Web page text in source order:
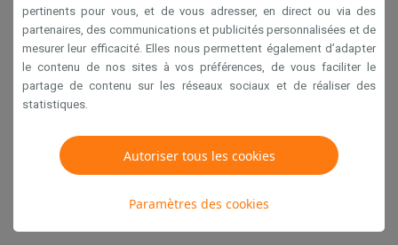
pertinents pour vous, et de vous adresser, en direct ou via des
partenaires, des communications et publicités personnalisées et de
mesurer leur efficacité. Elles nous permettent également d’adapter
le contenu de nos sites à vos préférences, de vous faciliter le
partage de contenu sur les réseaux sociaux et de réaliser des
statistiques.
Autoriser tous les cookies
Paramètres des cookies